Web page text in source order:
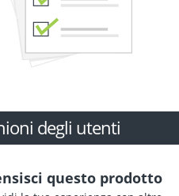
degli utenti
questo prodotto